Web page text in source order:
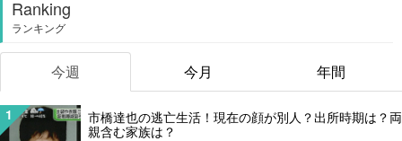
Ranking
ランキング
今週 今月 年間
1
市橋達也の逃亡生活！現在の顔が別人？出所時期は？両
親含む家族は？